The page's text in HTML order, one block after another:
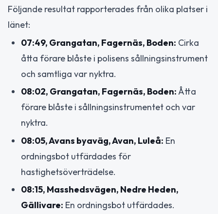
Följande resultat rapporterades från olika platser i
länet:
07:49, Grangatan, Fagernäs, Boden: Cirka
åtta förare blåste i polisens sållningsinstrument
och samtliga var nyktra.
08:02, Grangatan, Fagernäs, Boden:Åtta
förare blåste i sållningsinstrumentet och var
nyktra.
08:05, Avans byaväg, Avan, Luleå: En
ordningsbot utfärdades för
hastighetsöverträdelse.
08:15, Masshedsvägen, Nedre Heden,
Gällivare: En ordningsbot utfärdades.